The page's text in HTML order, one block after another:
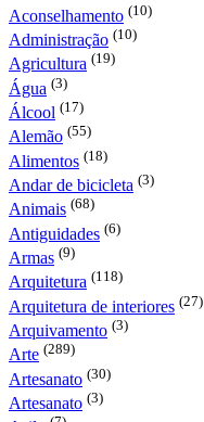
Aconselhamento (10)
Administração (10)
Agricultura (19)
Água (3)
Álcool (17)
Alemão (55)
Alimentos (18)
Andar de bicicleta (3)
Animais (68)
Antiguidades (6)
Armas (9)
Arquitetura (118)
Arquitetura de interiores (27)
Arquivamento (3)
Arte (289)
Artesanato (30)
Artesanato (3)